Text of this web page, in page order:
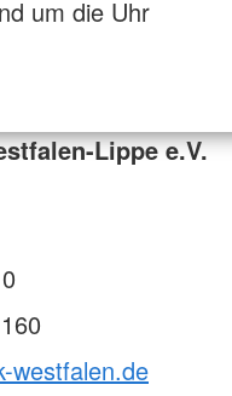
um die Uhr
Lippe e.V.
westfalen.de